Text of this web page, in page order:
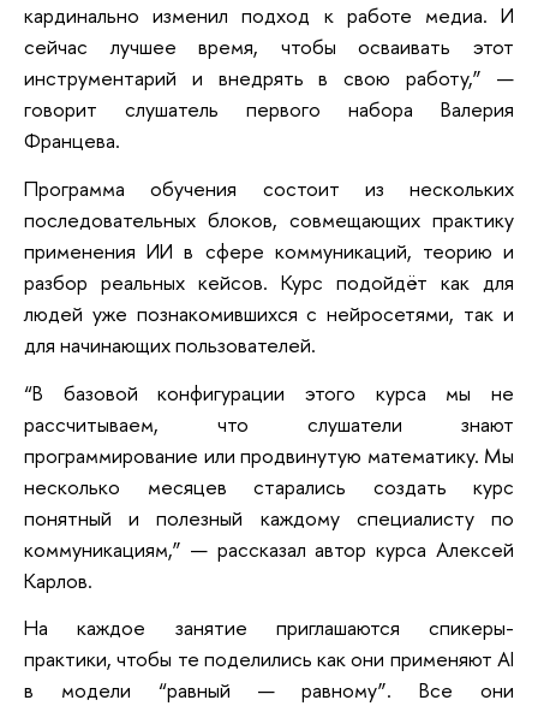
кардинально изменил подход к работе медиа. И
сейчас лучшее время, чтобы осваивать этот
инструментарий и внедрять в свою работу,” —
говорит слушатель первого набора Валерия
Францева.
Программа обучения состоит из нескольких
последовательных блоков, совмещающих практику
применения ИИ в сфере коммуникаций, теорию и
разбор реальных кейсов. Курс подойдёт как для
людей уже познакомившихся с нейросетями, так и
для начинающих пользователей.
“В базовой конфигурации этого курса мы не
рассчитываем, что слушатели знают
программирование или продвинутую математику. Мы
несколько месяцев старались создать курс
понятный и полезный каждому специалисту по
коммуникациям,” — рассказал автор курса Алексей
Карлов.
На каждое занятие приглашаются спикеры-
практики,чтобы те поделились как они применяют AI
в модели “равный — равному”. Все они